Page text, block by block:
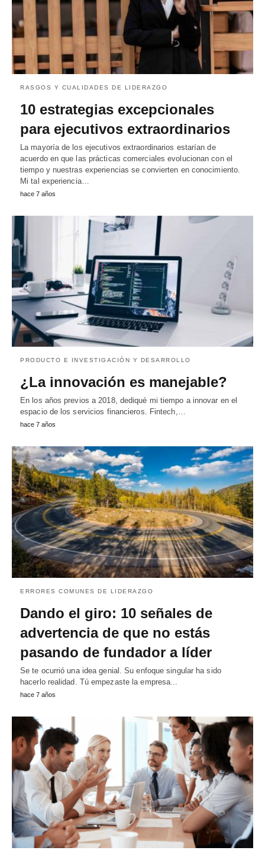
RASGOS Y CUALIDADES DE LIDERAZGO
10 estrategias excepcionales
para ejecutivos extraordinarios
La mayoría de los ejecutivos extraordinarios estarían de
acuerdo en que las prácticas comerciales evolucionan con el
tiempo y nuestras experiencias se convierten en conocimiento.
Mi tal experiencia…
hace 7 años
PRODUCTO E INVESTIGACIÓN Y DESARROLLO
¿La innovación es manejable?
En los años previos a 2018, dediqué mi tiempo a innovar en el
espacio de los servicios financieros. Fintech,…
hace 7 años
ERRORES COMUNES DE LIDERAZGO
Dando el giro: 10 señales de
advertencia de que no estás
pasando de fundador a líder
Se te ocurrió una idea genial. Su enfoque singular ha sido
hacerlo realidad. Tú empezaste la empresa...
hace 7 años